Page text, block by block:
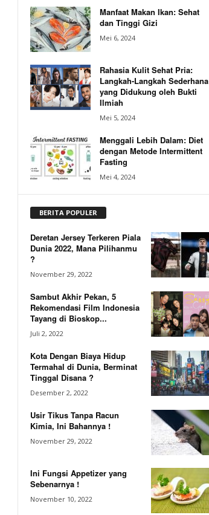
Manfaat Makan Ikan: Sehat
dan Tinggi Gizi
Mei 6, 2024
Rahasia Kulit Sehat Pria:
Langkah-Langkah Sederhana
yang Didukung oleh Bukti
Ilmiah
Mei 5, 2024
Menggali Lebih Dalam: Diet
dengan Metode Intermittent
Fasting
Mei 4, 2024
BERITA POPULER
Deretan Jersey Terkeren Piala
Dunia 2022, Mana Pilihanmu
?
November 29, 2022
Sambut Akhir Pekan, 5
Rekomendasi Film Indonesia
Tayang di Bioskop...
Juli 2, 2022
Kota Dengan Biaya Hidup
Termahal di Dunia, Berminat
Tinggal Disana ?
Desember 2, 2022
Usir Tikus Tanpa Racun
Kimia, Ini Bahannya !
November 29, 2022
Ini Fungsi Appetizer yang
Sebenarnya !
November 10, 2022